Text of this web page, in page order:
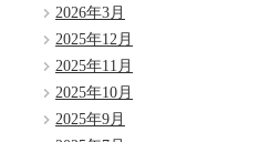
2026年3月
2025年12月
2025年11月
2025年10月
2025年9月